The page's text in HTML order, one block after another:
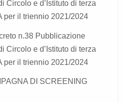
Circolo e d’Istituto di terza
per il triennio 2021/2024
n.38 Pubblicazione
Circolo e d’Istituto di terza
per il triennio 2021/2024
DI SCREENING